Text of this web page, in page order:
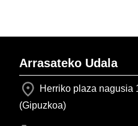
Arrasateko Udala
Herriko plaza nagusia
(Gipuzkoa)